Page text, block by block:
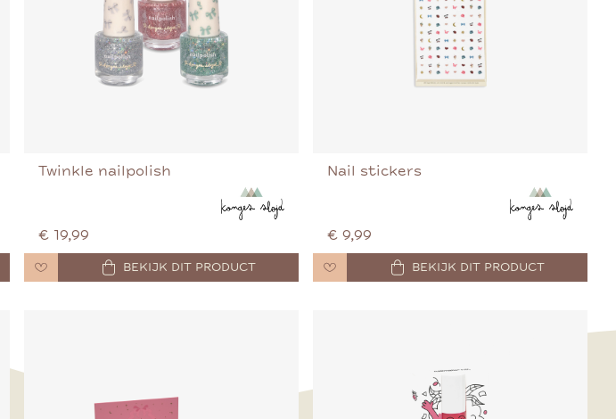
Twinkle nailpolish
€ 19,99
BEKIJK DIT PRODUCT
Nail stickers
€ 9,99
BEKIJK DIT PRODUCT